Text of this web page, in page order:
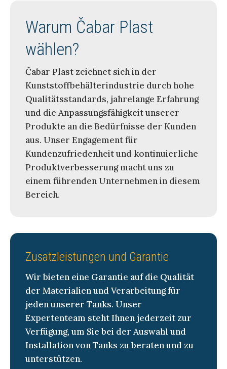
Warum Čabar Plast
wählen?
Čabar Plast zeichnet sich in der
Kunststoffbehälterindustrie durch hohe
Qualitätsstandards, jahrelange Erfahrung
und die Anpassungsfähigkeit unserer
Produkte an die Bedürfnisse der Kunden
aus. Unser Engagement für
Kundenzufriedenheit und kontinuierliche
Produktverbesserung macht uns zu
einem führenden Unternehmen in diesem
Bereich.
Zusatzleistungen und Garantie
Wir bieten eine Garantie auf die Qualität
der Materialien und Verarbeitung für
jeden unserer Tanks. Unser
Expertenteam steht Ihnen jederzeit zur
Verfügung, um Sie bei der Auswahl und
Installation von Tanks zu beraten und zu
unterstützen.